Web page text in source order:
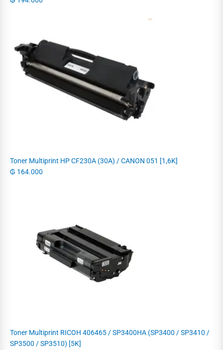
Toner Multiprint HP CF230A (30A) / CANON 051 [1,6K]
₲ 164.000
Toner Multiprint RICOH 406465 / SP3400HA (SP3400 / SP3410 /
SP3500 / SP3510) [5K]